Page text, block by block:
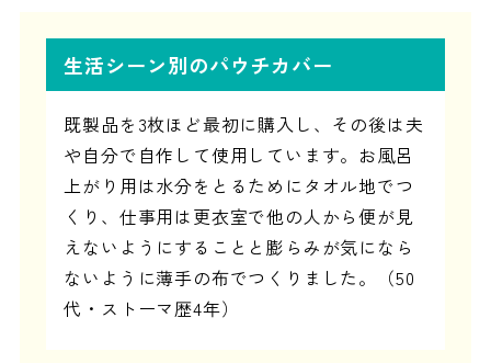
生活シーン別のパウチカバー
既製品を3枚ほど最初に購入し、その後は夫
や自分で自作して使用しています。お風呂
上がり用は水分をとるためにタオル地でつ
くり、仕事用は更衣室で他の人から便が見
えないようにすることと膨らみが気になら
ないように薄手の布でつくりました。（50
代・ストーマ歴4年）